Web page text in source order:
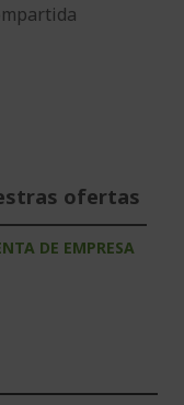
ofertas
DE EMPRESA